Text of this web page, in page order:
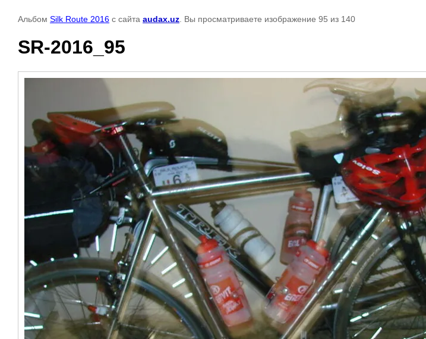
Альбом Silk Route 2016 с сайта audax.uz . Вы просматриваете изображение 95 из 140
SR-2016_95